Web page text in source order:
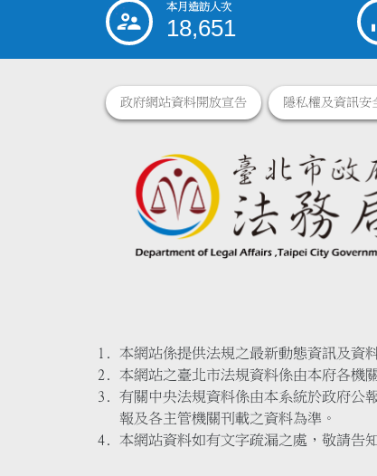
::: 本月造訪人次
18,651
政府網站資料開放宣告 隱私權及資訊安
本網站係提供法規之最新動態資訊及資
本網站之臺北市法規資料係由本府各機
有關中央法規資料係由本系統於政府公
報及各主管機關刊載之資料為準。
本網站資料如有文字疏漏之處，敬請告